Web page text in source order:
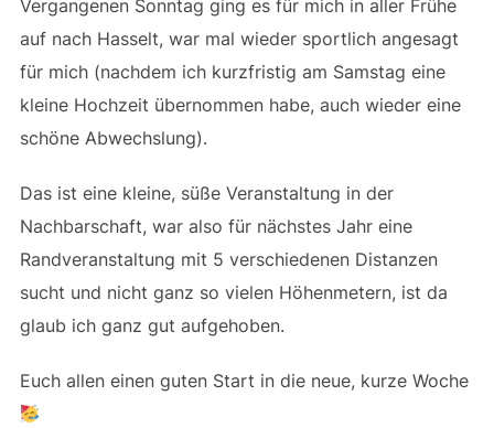
Vergangenen Sonntag ging es für mich in aller Frühe
auf nach Hasselt, war mal wieder sportlich angesagt
für mich (nachdem ich kurzfristig am Samstag eine
kleine Hochzeit übernommen habe, auch wieder eine
schöne Abwechslung).
Das ist eine kleine, süße Veranstaltung in der
Nachbarschaft, war also für nächstes Jahr eine
Randveranstaltung mit 5 verschiedenen Distanzen
sucht und nicht ganz so vielen Höhenmetern, ist da
glaub ich ganz gut aufgehoben.
Euch allen einen guten Start in die neue, kurze Woche